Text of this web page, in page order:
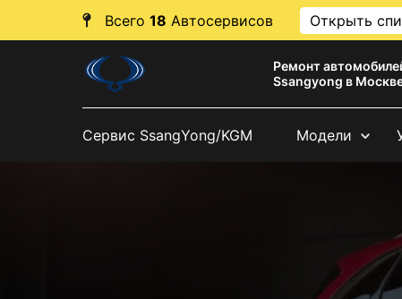
Всего 18 Автосервисов Открыть
Ремонт
Ssangyong в
Сервис SsangYong/KGM Модели